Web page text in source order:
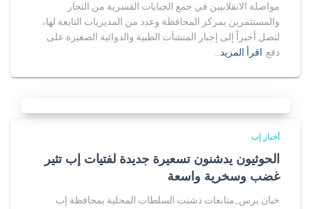
مواصلة الانقلابيين في جمع الجبايات القسرية من التجار
والمستثمرين بمركز المحافظة وعدد من المديريات التابعة لها،
لتصل أخيراً إلى إجبار المنشآت الطبية والدوائية الصغيرة على
دفع اقرأ المزيد…
أخبار إب
الحوثيون يدشنون تسعيرة جديدة لفتيات إب تثير
غضب وسخرية واسعة
خبان برس_متابعات دشنت السلطات المحلية بمحافظة إب